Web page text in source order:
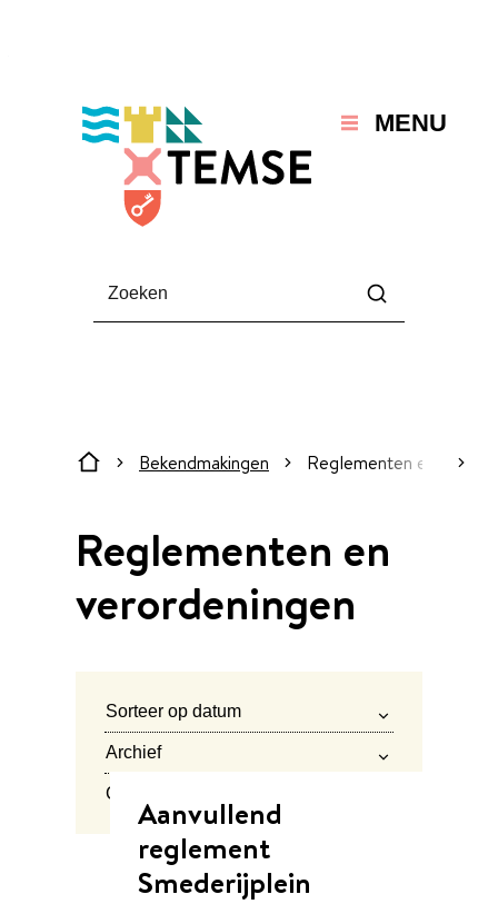
Temse
Zoeken
MENU
StartpaginaBekendmakingen Reglementen en
Reglementen en
verordeningen
Sorteer op datum
Archief
Categorie
Overzicht bekendmakingen
Aanvullend
reglement
Smederijplein